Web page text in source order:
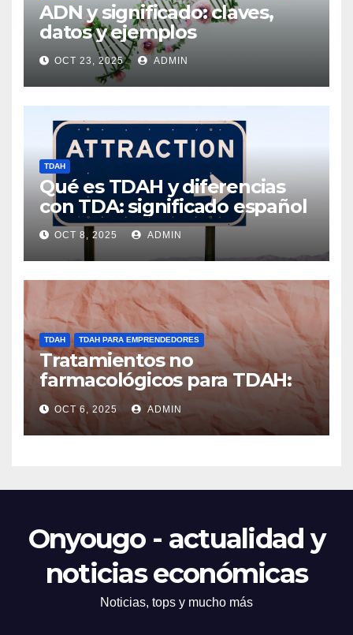
ADN y significado: claves,
datos y ejemplos
OCT 23, 2025 ADMIN
TDAH
Qué es TDAH y diferencias
con TDA: significado español
OCT 8, 2025 ADMIN
TDAH TDAH PARA EMPRENDEDORES
Tratamientos no
farmacológicos para TDAH:
opciones prácticas
OCT 6, 2025 ADMIN
Onyougo - actualidad y
noticias económicas
Noticias, tops y mucho más